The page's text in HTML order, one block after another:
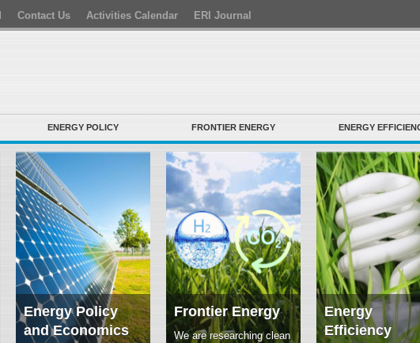
Contact Us Activities Calendar ERI Journal
ENERGY POLICY FRONTIER ENERGY ENERGY
Energy Policy
and Economics
Frontier Energy
We are researching clean
Energy
Efficiency